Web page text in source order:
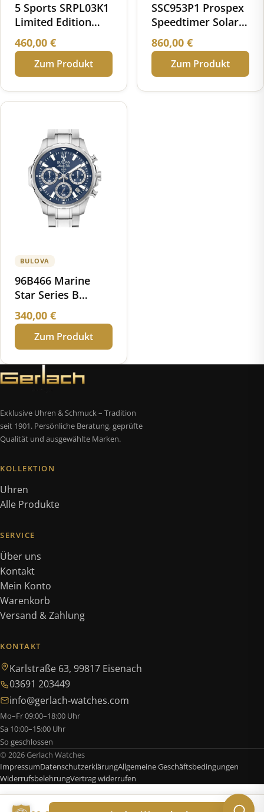
5 Sports SRPL03K1
Limited Edition
1968 Recreation
460,00 €
Zum Produkt
SSC953P1 Prospex
Speedtimer Solar
Chronograph
Limited Edition
860,00 €
Zum Produkt
BULOVA
96B466 Marine
Star Series B
Chronograph
340,00 €
Zum Produkt
Exklusive Uhren & Schmuck – Tradition
seit 1901. Persönliche Beratung, geprüfte
Qualität und ausgewählte Marken.
KOLLEKTION
Uhren
Alle Produkte
SERVICE
Über uns
Kontakt
Mein Konto
Warenkorb
Versand & Zahlung
KONTAKT
Karlstraße 63, 99817 Eisenach
03691 203449
info@gerlach-watches.com
Mo–Fr 09:00–18:00 Uhr
Sa 10:00–15:00 Uhr
So geschlossen
© 2026 Gerlach Watches
ImpressumDatenschutzerklärungAllgemeine Geschäftsbedingungen
WiderrufsbelehrungVertrag widerrufen